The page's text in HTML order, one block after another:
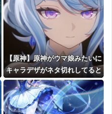
【原神】原神がウマ娘みたいに
キャラデザがネタ切れしてると
か言ってる奴いるんだが、そう
なの？